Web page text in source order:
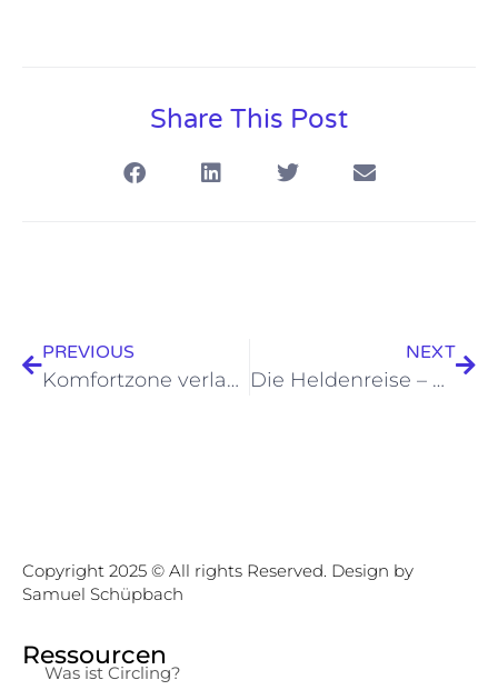
Share This Post
PREVIOUS
Komfortzone verlassen – Wie Beziehung unsere Komfortzone erweitert
NEXT
Die Heldenreise – Aufbau & Inhalt | Meine Erfahrung mit Circling
Copyright 2025 © All rights Reserved. Design by
Samuel Schüpbach
Ressourcen
Was ist Circling?